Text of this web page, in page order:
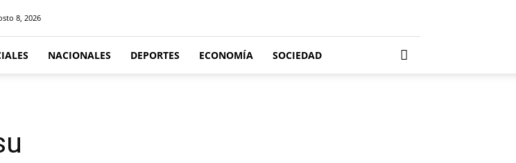
8, 2026
NACIONALES DEPORTES ECONOMÍA SOCIEDAD